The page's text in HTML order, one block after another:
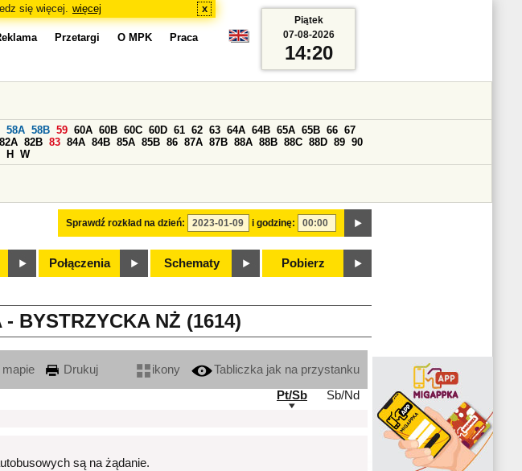
się więcej. więcej x
Przetargi O MPK Praca
Sprawdź rozkład na dzień: i godzinę:
58A 58B 59 60A 60B 60C 60D 61 62 63 64A 64B 65A 65B 66 67
82A 82B 83 84A 84B 85A 85B 86 87A 87B 88A 88B 88C 88D 89 90
H W
Połączenia Schematy Pobierz
Piątek
07-08-2026
14:20
BYSTRZYCKA NŻ (1614)
mapie Drukuj ikony
Tabliczka jak na przystanku
Pt/Sb
Sb/Nd
są na żądanie.